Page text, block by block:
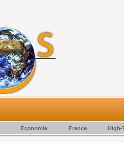
Economie France High-